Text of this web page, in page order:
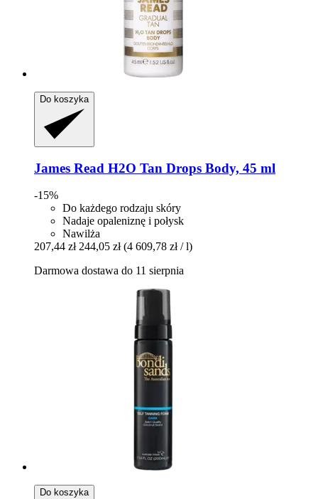
Do koszyka
James Read H2O Tan Drops Body, 45 ml
-15%
Do każdego rodzaju skóry
Nadaje opaleniznę i połysk
Nawilża
207,44 zł 244,05 zł (4 609,78 zł / l)
Darmowa dostawa do 11 sierpnia
Do koszyka